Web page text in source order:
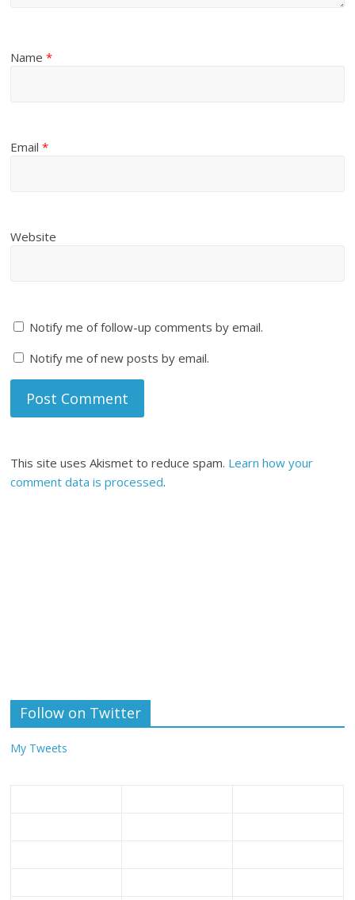
Name*
Email*
Website
Notify me of follow-up comments by email.
Notify me of new posts by email.
This site uses Akismet to reduce spam. Learn how your
comment data is processed.
Follow on Twitter
My Tweets